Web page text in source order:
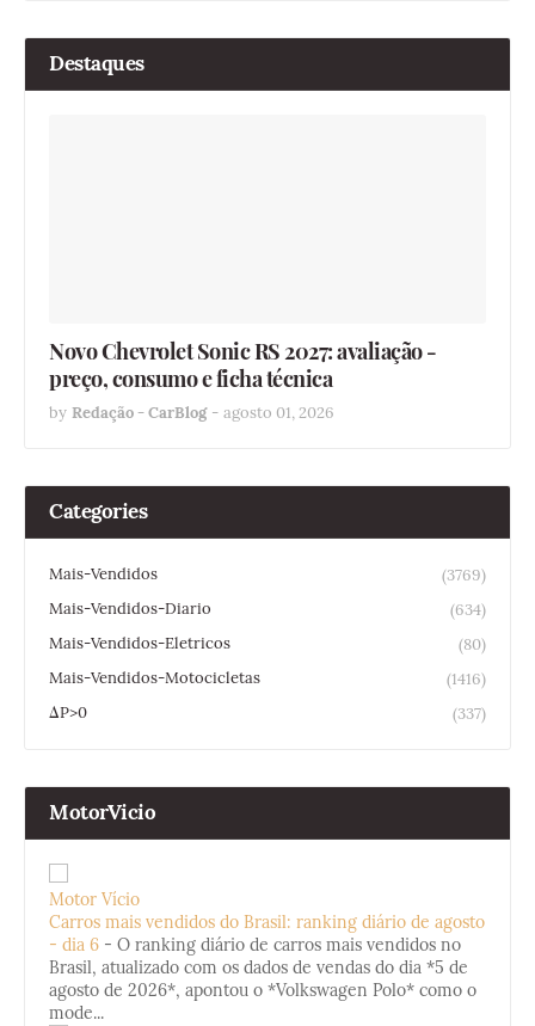
Destaques
Novo Chevrolet Sonic RS 2027: avaliação -
preço, consumo e ficha técnica
by Redação - CarBlog - agosto 01, 2026
Categories
Mais-Vendidos
(3769)
Mais-Vendidos-Diario
(634)
Mais-Vendidos-Eletricos
(80)
Mais-Vendidos-Motocicletas
(1416)
ΔP>0
(337)
MotorVicio
Motor Vício
Carros mais vendidos do Brasil: ranking diário de agosto
- dia 6 - O ranking diário de carros mais vendidos no
Brasil, atualizado com os dados de vendas do dia *5 de
agosto de 2026*, apontou o *Volkswagen Polo* como o
mode...